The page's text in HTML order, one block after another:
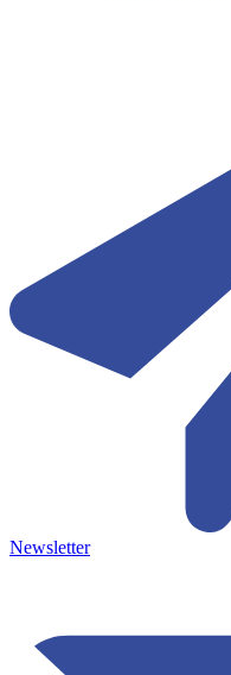
Newsletter